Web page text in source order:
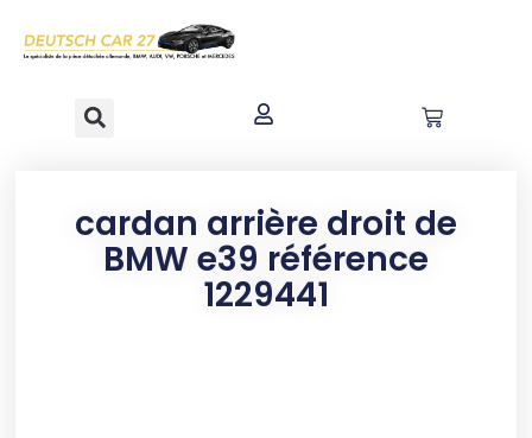
principal
cardan arrière droit de
BMW e39 référence
1229441